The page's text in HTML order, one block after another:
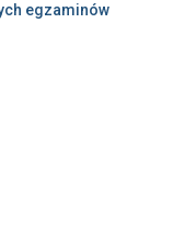
egzaminów